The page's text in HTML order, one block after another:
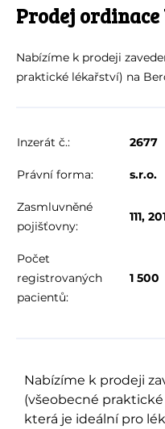
Prodej ordinace
Nabízíme k prodeji
praktické lékařství) na
Inzerát č.: 2677
Právní forma: s.r.o.
Zasmluvněné
pojišťovny:
111,
Počet
registrovaných
pacientů:
1 500
Nabízíme k prodeji
(všeobecné
která je ideální pro